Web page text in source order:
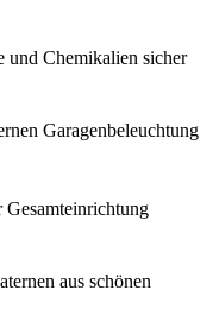
und Chemikalien sicher
Garagenbeleuchtung
Gesamteinrichtung
aus schönen